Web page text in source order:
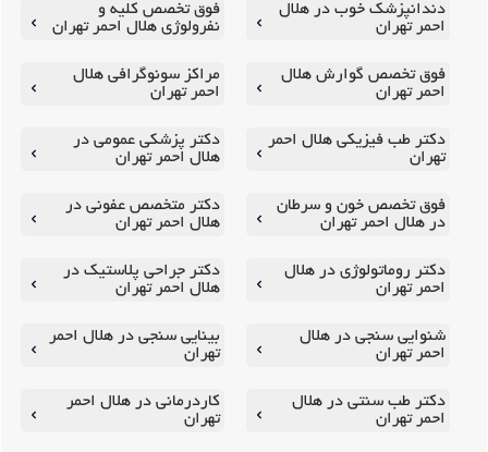
دندانپزشک خوب در هلال
احمر تهران
فوق تخصص کلیه و
نفرولوژی هلال احمر تهران
فوق تخصص گوارش هلال
احمر تهران
مراکز سونوگرافی هلال
احمر تهران
دکتر طب فیزیکی هلال احمر
تهران
دکتر پزشکی عمومی در
هلال احمر تهران
فوق تخصص خون و سرطان
در هلال احمر تهران
دکتر متخصص عفونی در
هلال احمر تهران
دکتر روماتولوژی در هلال
احمر تهران
دکتر جراحی پلاستیک در
هلال احمر تهران
شنوایی سنجی در هلال
احمر تهران
بینایی سنجی در هلال احمر
تهران
دکتر طب سنتی در هلال
احمر تهران
کاردرمانی در هلال احمر
تهران